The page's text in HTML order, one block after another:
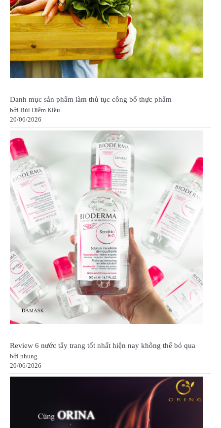
Danh mục sản phẩm làm thủ tục công bố thực phẩm
bởi Bùi Diễm Kiều
20/06/2026
Review 6 nước tẩy trang tốt nhất hiện nay không thể bỏ qua
bởi nhung
20/06/2026